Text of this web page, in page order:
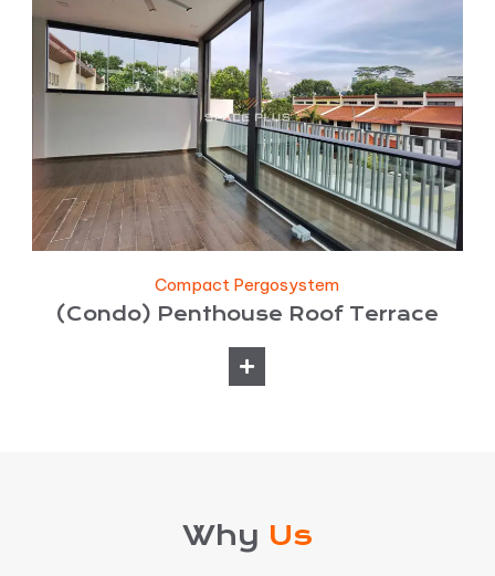
Compact Pergosystem
(Condo) Penthouse Roof Terrace
Why Us